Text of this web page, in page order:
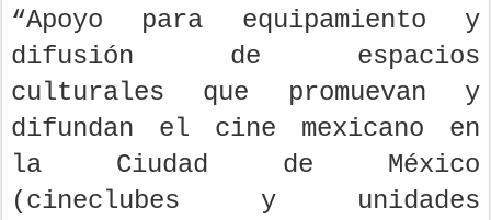
“Apoyo para equipamiento y
difusión de espacios
culturales que promuevan y
difundan el cine mexicano en
la Ciudad de México
(cineclubes y unidades